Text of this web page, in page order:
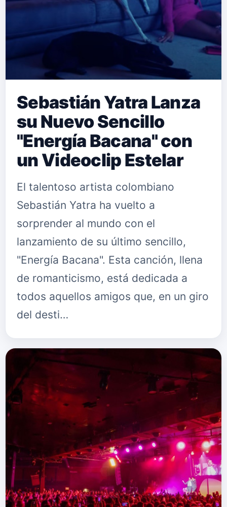
Sebastián Yatra Lanza
su Nuevo Sencillo
"Energía Bacana" con
un Videoclip Estelar
El talentoso artista colombiano
Sebastián Yatra ha vuelto a
sorprender al mundo con el
lanzamiento de su último sencillo,
"Energía Bacana". Esta canción, llena
de romanticismo, está dedicada a
todos aquellos amigos que, en un giro
del desti…